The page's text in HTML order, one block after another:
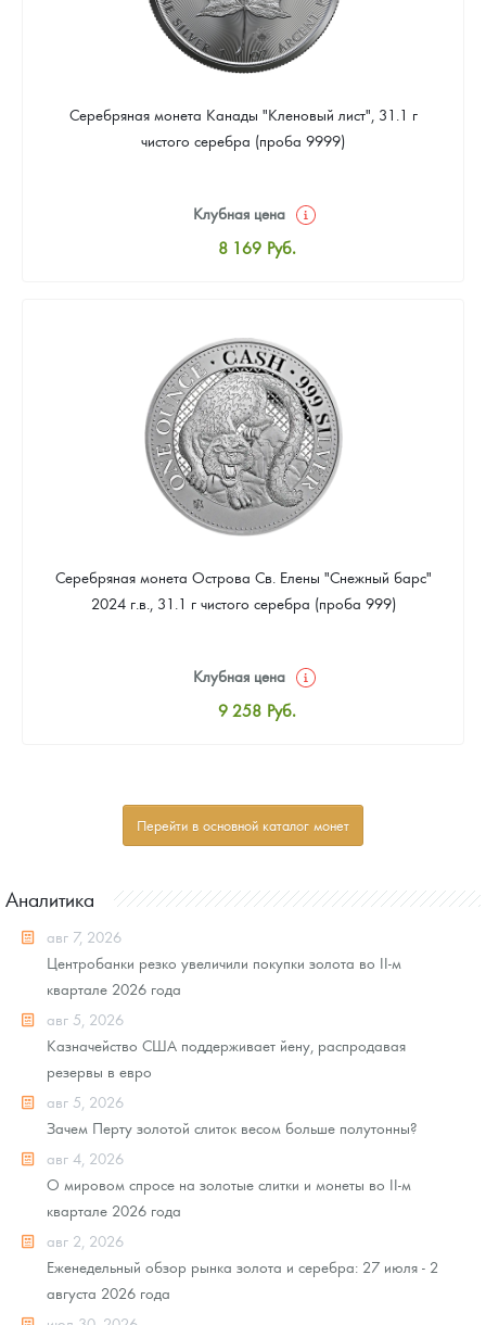
Серебряная монета Канады "Кленовый лист", 31.1 г
чистого серебра (проба 9999)
Клубная цена
8 169 Руб.
Цена выкупа
Звоните
Серебряная монета Острова Св. Елены "Снежный барс"
2024 г.в., 31.1 г чистого серебра (проба 999)
Клубная цена
9 258 Руб.
Звоните
Перейти в основной каталог монет
Аналитика
авг 7, 2026
Центробанки резко увеличили покупки золота во II-м
квартале 2026 года
авг 5, 2026
Казначейство США поддерживает йену, распродавая
резервы в евро
авг 5, 2026
Зачем Перту золотой слиток весом больше полутонны?
авг 4, 2026
О мировом спросе на золотые слитки и монеты во II-м
квартале 2026 года
авг 2, 2026
Еженедельный обзор рынка золота и серебра: 27 июля - 2
августа 2026 года